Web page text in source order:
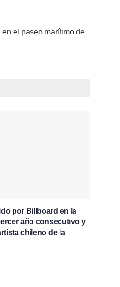
el paseo marítimo de
por Billboard en la
año consecutivo y
chileno de la